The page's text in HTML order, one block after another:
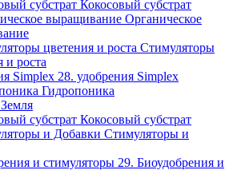
Кокосовый субстрат
Органическое
Стимуляторы
и роста
28. удобрения Simplex
Гидропоника
Земля
Кокосовый субстрат
Стимуляторы и
29. Биоудобрения и